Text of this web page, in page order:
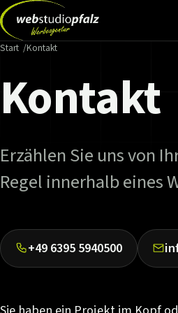
Start Kontakt
Kontakt
Erzählen Sie uns von
Regel innerhalb eines
+49 6395 5940500